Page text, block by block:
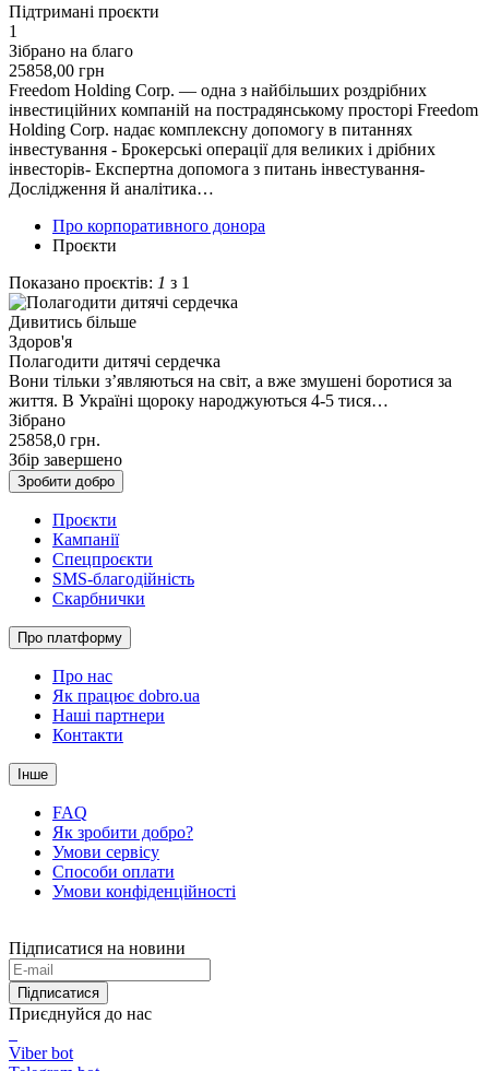
Підтримані проєкти
1
Зібрано на благо
25858,00 грн
Freedom Holding Corp. ― одна з найбільших роздрібних
інвестиційних компаній на пострадянському просторі Freedom
Holding Corp. надає комплексну допомогу в питаннях
інвестування - Брокерські операції для великих і дрібних
інвесторів- Експертна допомога з питань інвестування-
Дослідження й аналітика…
Про корпоративного донора
Проєкти
Показано проєктів: 1 з 1
Дивитись більше
Здоров'я
Полагодити дитячі сердечка
Вони тільки з’являються на світ, а вже змушені боротися за
життя. В Україні щороку народжуються 4-5 тися…
Зібрано
25858,0 грн.
Збір завершено
Зробити добро
Проєкти
Кампанії
Спецпроєкти
SMS-благодійність
Скарбнички
Про платформу
Про нас
Як працює dobro.ua
Наші партнери
Контакти
Інше
FAQ
Як зробити добро?
Умови сервісу
Способи оплати
Умови конфіденційності
Підписатися на новини
Підписатися
Приєднуйся до нас
Viber bot